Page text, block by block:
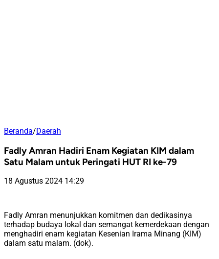
Beranda/Daerah
Fadly Amran Hadiri Enam Kegiatan KIM dalam
Satu Malam untuk Peringati HUT RI ke-79
18 Agustus 2024 14:29
Fadly Amran menunjukkan komitmen dan dedikasinya
terhadap budaya lokal dan semangat kemerdekaan dengan
menghadiri enam kegiatan Kesenian Irama Minang (KIM)
dalam satu malam. (dok).